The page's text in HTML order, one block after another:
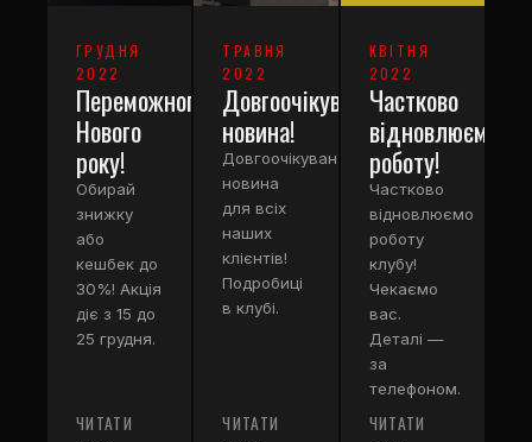
ГРУДНЯ
2022
Переможного
Нового
року!
Обирай
знижку
або
кешбек до
30%! Акція
діє з 15 до
25 грудня.
ЧИТАТИ
ТРАВНЯ
2022
Довгоочікувана
новина!
Довгоочікувана
новина
для всіх
наших
клієнтів!
Подробиці
в клубі.
ЧИТАТИ
КВІТНЯ
2022
Частково
відновлюємо
роботу!
Частково
відновлюємо
роботу
клубу!
Чекаємо
вас.
Деталі —
за
телефоном.
ЧИТАТИ